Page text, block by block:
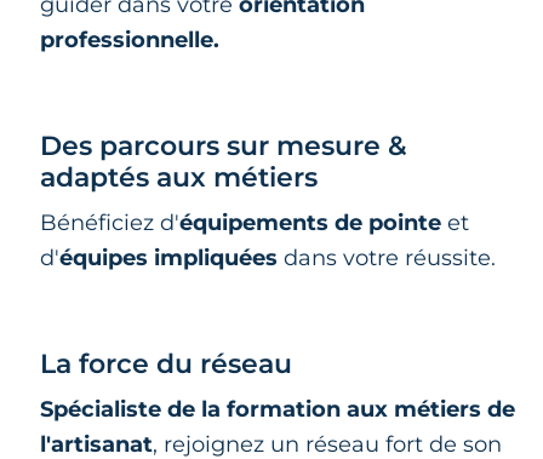
professionnelle.
Des parcours sur mesure &
adaptés aux métiers
Bénéficiez d'équipements de pointe et
d'équipes impliquées dans votre réussite.
La force du réseau
Spécialiste de la formation aux métiers de
l'artisanat, rejoignez un réseau fort de son